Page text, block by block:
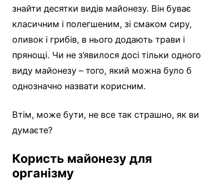
знайти десятки видів майонезу. Він буває
класичним і полегшеним, зі смаком сиру,
оливок і грибів, в нього додають трави і
прянощі. Чи не з’явилося досі тільки одного
виду майонезу – того, який можна було б
однозначно назвати корисним.
Втім, може бути, не все так страшно, як ви
думаєте?
Користь майонезу для
організму